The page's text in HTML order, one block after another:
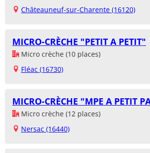
Châteauneuf-sur-Charente (16120)
MICRO-CRÈCHE "PETIT A PETIT"
Micro crèche (10 places)
Fléac (16730)
MICRO-CRÈCHE "MPE A PETIT
Micro crèche (12 places)
Nersac (16440)